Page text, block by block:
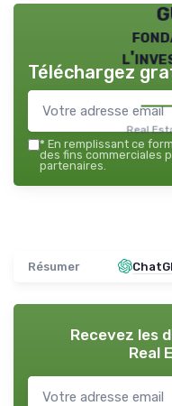
Real
Téléchargez
* En remplissant ce
des fins commerciales
partenaires.
Résumer
Recevez les
Real